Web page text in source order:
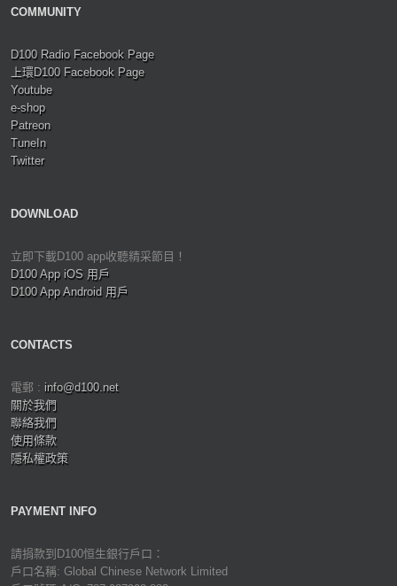
COMMUNITY
D100 Radio Facebook Page
上環D100 Facebook Page
Youtube
e-shop
Patreon
TuneIn
Twitter
DOWNLOAD
立即下載D100 app收聽精采節目！
D100 App iOS 用戶
D100 App Android 用戶
CONTACTS
電郵 : info@d100.net
關於我們
聯絡我們
使用條款
隱私權政策
PAYMENT INFO
請捐款到D100恒生銀行戶口：
戶口名稱: Global Chinese Network Limited